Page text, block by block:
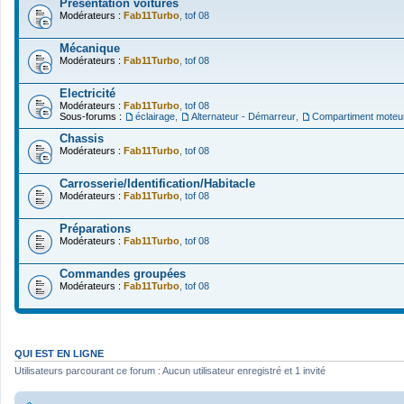
Présentation voitures
Modérateurs : Fab11Turbo tof 08
Mécanique
Modérateurs : Fab11Turbo tof 08
Electricité
Modérateurs : Fab11Turbo tof 08
Sous-forums :
éclairage Alternateur - Démarreur Compartiment
Chassis
Modérateurs : Fab11Turbo tof 08
Carrosserie/Identification/Habitacle
Modérateurs : Fab11Turbo tof 08
Préparations
Modérateurs : Fab11Turbo tof 08
Commandes groupées
Modérateurs : Fab11Turbo tof 08
QUI EST EN LIGNE
Utilisateurs parcourant ce forum : Aucun utilisateur enregistré et 1 invité